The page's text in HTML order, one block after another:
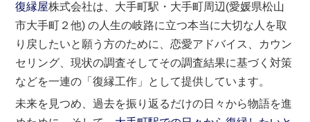
復縁屋株式会社は、大手町駅・大手町周辺(愛媛県松山
市大手町２他) の人生の岐路に立つ本当に大切な人を取
り戻したいと願う方のために、恋愛アドバイス、カウン
セリング、現状の調査そしてその調査結果に基づく対策
などを一連の「復縁工作」として提供しています。
未来を見つめ、過去を振り返るだけの日々から物語を進